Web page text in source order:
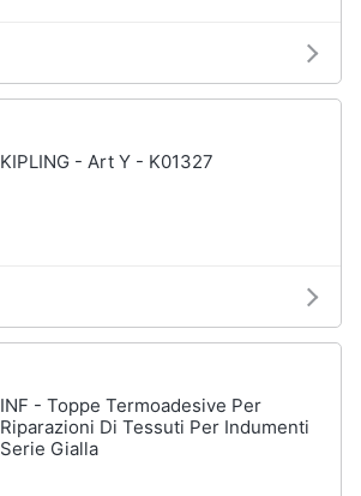
KIPLING - Art Y - K01327
INF - Toppe Termoadesive Per
Riparazioni Di Tessuti Per Indumenti
Serie Gialla